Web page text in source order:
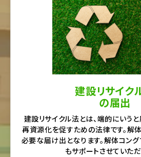
建設リサイク
の届出
建設リサイクル法とは、端的にいう
再資源化を促すための法律です。解
必要な届け出となります。解体コン
もサポートさせていただ